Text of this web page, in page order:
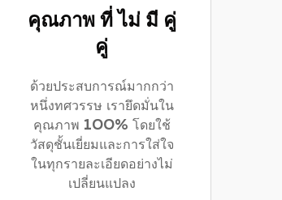
คุณภาพ ที่ ไม่ มี คู่
คู่
ด้วยประสบการณ์มากกว่า
หนึ่งทศวรรษ เรายึดมั่นใน
คุณภาพ 100% โดยใช้
วัสดุชั้นเยี่ยมและการใส่ใจ
ในทุกรายละเอียดอย่างไม่
เปลี่ยนแปลง